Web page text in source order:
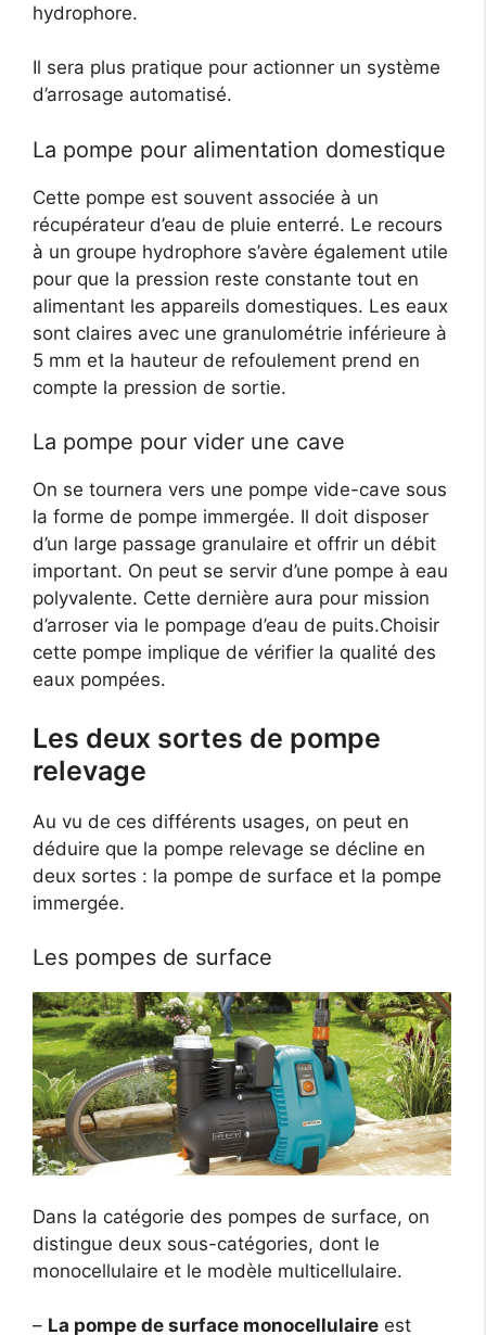
hydrophore.
Il sera plus pratique pour actionner un système
d’arrosage automatisé.
La pompe pour alimentation domestique
Cette pompe est souvent associée à un
récupérateur d’eau de pluie enterré. Le recours
à un groupe hydrophore s’avère également utile
pour que la pression reste constante tout en
alimentant les appareils domestiques. Les eaux
sont claires avec une granulométrie inférieure à
5 mm et la hauteur de refoulement prend en
compte la pression de sortie.
La pompe pour vider une cave
On se tournera vers une pompe vide-cave sous
la forme de pompe immergée. Il doit disposer
d’un large passage granulaire et offrir un débit
important. On peut se servir d’une pompe à eau
polyvalente. Cette dernière aura pour mission
d’arroser via le pompage d’eau de puits.Choisir
cette pompe implique de vérifier la qualité des
eaux pompées.
Les deux sortes de pompe
relevage
Au vu de ces différents usages, on peut en
déduire que la pompe relevage se décline en
deux sortes : la pompe de surface et la pompe
immergée.
Les pompes de surface
Dans la catégorie des pompes de surface, on
distingue deux sous-catégories, dont le
monocellulaire et le modèle multicellulaire.
– La pompe de surface monocellulaire est